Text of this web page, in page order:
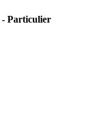
- Particulier